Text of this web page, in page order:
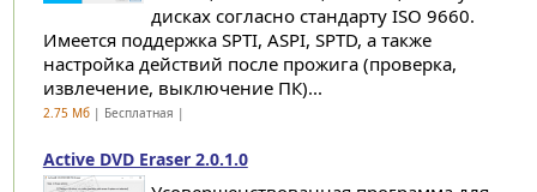
дисках согласно стандарту ISO 9660.
Имеется поддержка SPTI, ASPI, SPTD, а также
настройка действий после прожига (проверка,
извлечение, выключение ПК)...
2.75 Мб| Бесплатная |
Active DVD Eraser 2.0.1.0